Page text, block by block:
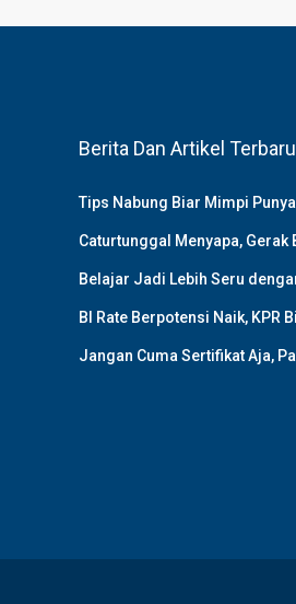
Berita Dan Artikel Terbaru
Tips Nabung Biar Mimpi
Caturtunggal Menyapa,
Belajar Jadi Lebih Seru
BI Rate Berpotensi Naik, KPR
Jangan Cuma Sertifikat Aja,